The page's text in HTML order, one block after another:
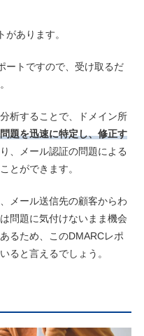
あります。
ートですので、受け取るだ
析することで、ドメイン所
題を迅速に特定し、修正す
、メール認証の問題による
とができます。
メール送信先の顧客からわ
問題に気付けないまま機会
るため、このDMARCレポ
ると言えるでしょう。